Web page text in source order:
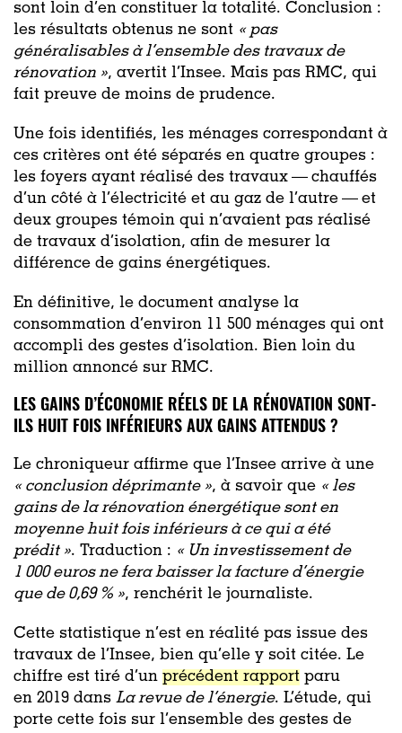
sont loin d’en constituer la totalité. Conclusion :
les résultats obtenus ne sont « pas
généralisables à l’ensemble des travaux de
rénovation », avertit l’Insee. Mais pas RMC, qui
fait preuve de moins de prudence.
Une fois identifiés, les ménages correspondant à
ces critères ont été séparés en quatre groupes :
les foyers ayant réalisé des travaux — chauffés
d’un côté à l’électricité et au gaz de l’autre — et
deux groupes témoin qui n’avaient pas réalisé
de travaux d’isolation, afin de mesurer la
différence de gains énergétiques.
En définitive, le document analyse la
consommation d’environ 11 500 ménages qui ont
accompli des gestes d’isolation. Bien loin du
million annoncé sur RMC.
LES GAINS D’ÉCONOMIE RÉELS DE LA RÉNOVATION SONT-
ILS HUIT FOIS INFÉRIEURS AUX GAINS ATTENDUS ?
Le chroniqueur affirme que l’Insee arrive à une
« conclusion déprimante », à savoir que « les
gains de la rénovation énergétique sont en
moyenne huit fois inférieurs à ce qui a été
prédit ». Traduction : « Un investissement de
1 000 euros ne fera baisser la facture d’énergie
que de 0,69 % », renchérit le journaliste.
Cette statistique n’est en réalité pas issue des
travaux de l’Insee, bien qu’elle y soit citée. Le
chiffre est tiré d’un précédent rapport paru
en 2019 dans La revue de l’énergie. L’étude, qui
porte cette fois sur l’ensemble des gestes de